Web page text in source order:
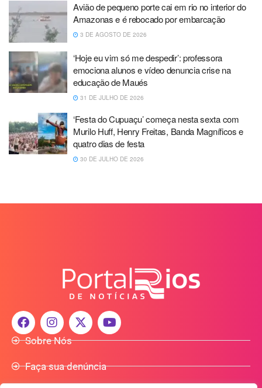
Avião de pequeno porte cai em rio no interior do
Amazonas e é rebocado por embarcação
3 DE AGOSTO DE 2026
‘Hoje eu vim só me despedir’: professora
emociona alunos e vídeo denuncia crise na
educação de Maués
31 DE JULHO DE 2026
‘Festa do Cupuaçu’ começa nesta sexta com
Murilo Huff, Henry Freitas, Banda Magníficos e
quatro dias de festa
30 DE JULHO DE 2026
Sobre Nós
Faça sua denúncia